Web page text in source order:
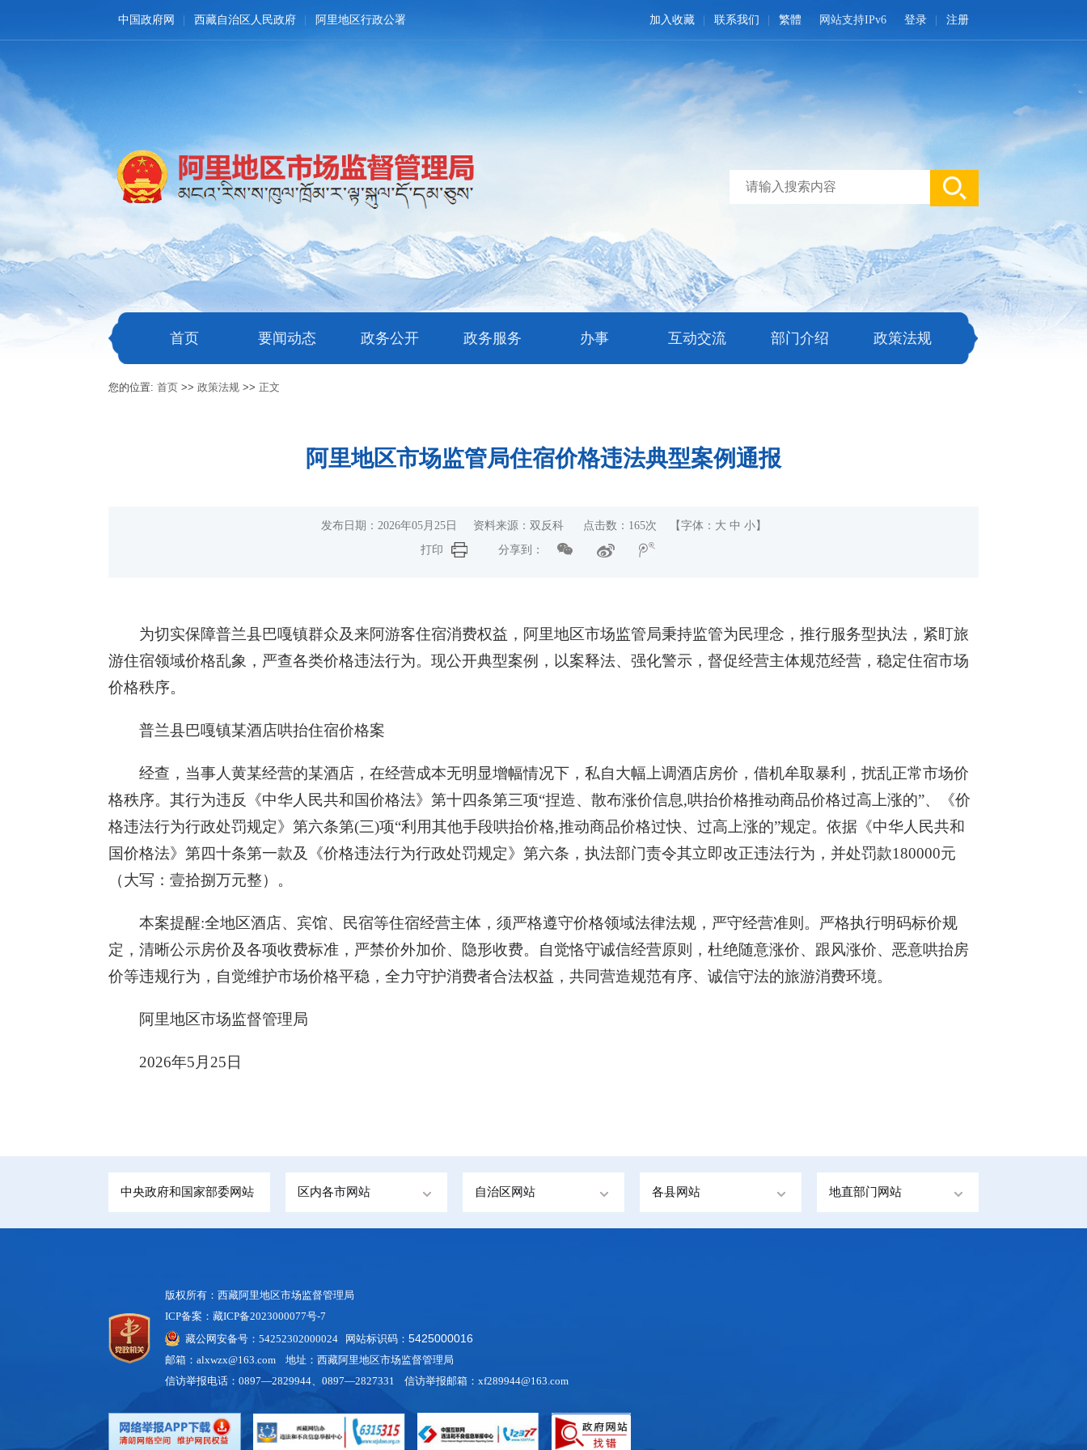
中国政府网 西藏自治区人民政府 阿里地区行政公署 登录 注册
网站支持IPv6
加入收藏 联系我们 繁體
首页 要闻动态 政务公开 政务服务 办事 互动交流 部门介绍 政策法规
您的位置:首页 >>政策法规 >>正文
阿里地区市场监管局住宿价格违法典型案例通报
发布日期：2026年05月25日 资料来源：双反科 点击数： 165次 【字体： 大 中 小】
打印
分享到：
为切实保障普兰县巴嘎镇群众及来阿游客住宿消费权益，阿里地区市场监管局秉持监管为民理念，推行服务型执法，紧盯旅
游住宿领域价格乱象，严查各类价格违法行为。现公开典型案例，以案释法、强化警示，督促经营主体规范经营，稳定住宿市场
价格秩序。
普兰县巴嘎镇某酒店哄抬住宿价格案
经查，当事人黄某经营的某酒店，在经营成本无明显增幅情况下，私自大幅上调酒店房价，借机牟取暴利，扰乱正常市场价
格秩序。其行为违反《中华人民共和国价格法》第十四条第三项“捏造、散布涨价信息,哄抬价格推动商品价格过高上涨的”、《价
格违法行为行政处罚规定》第六条第(三)项“利用其他手段哄抬价格,推动商品价格过快、过高上涨的”规定。依据《中华人民共和
国价格法》第四十条第一款及《价格违法行为行政处罚规定》第六条，执法部门责令其立即改正违法行为，并处罚款180000元
（大写：壹拾捌万元整）。
本案提醒:全地区酒店、宾馆、民宿等住宿经营主体，须严格遵守价格领域法律法规，严守经营准则。严格执行明码标价规
定，清晰公示房价及各项收费标准，严禁价外加价、隐形收费。自觉恪守诚信经营原则，杜绝随意涨价、跟风涨价、恶意哄抬房
价等违规行为，自觉维护市场价格平稳，全力守护消费者合法权益，共同营造规范有序、诚信守法的旅游消费环境。
阿里地区市场监督管理局
2026年5月25日
中央政府和国家部委网站 区内各市网站 自治区网站 各县网站 地直部门网站
版权所有：西藏阿里地区市场监督管理局
ICP备案：藏ICP备2023000077号-7
藏公网安备号：54252302000024 网站标识码：5425000016
邮箱：alxwzx@163.com 地址：西藏阿里地区市场监督管理局
信访举报电话：0897—2829944、0897—2827331 信访举报邮箱：xf289944@163.com